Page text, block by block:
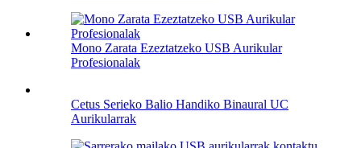
Mono Zarata Ezeztatzeko USB Aurikular
Profesionalak
Cetus Serieko Balio Handiko Binaural UC
Aurikularrak